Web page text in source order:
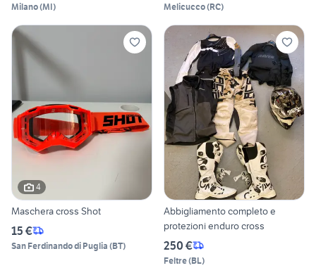
Milano(MI) Melicucco(RC)
4
Maschera cross Shot
15 €
San Ferdinando di Puglia (BT)
Abbigliamento completo e
protezioni enduro cross
250 €
Feltre(BL)